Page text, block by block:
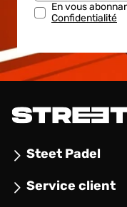
En vous
Confidentialité
Steet Padel
Service client